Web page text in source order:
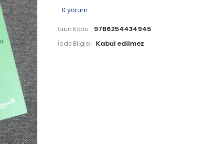
0 yorum
Ürün Kodu: 9786254434945
İade Bilgisi: